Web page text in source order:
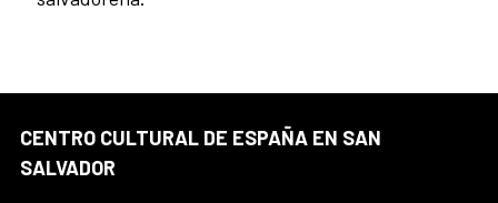
CENTRO CULTURAL DE ESPAÑA EN SAN
SALVADOR